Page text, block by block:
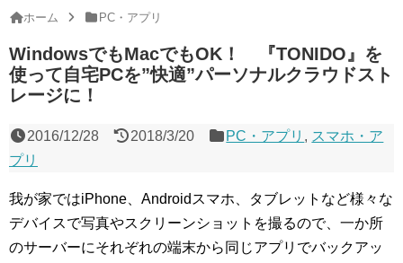
ホーム PC・アプリ
WindowsでもMacでもOK！ 『TONIDO』を
使って自宅PCを”快適”パーソナルクラウドスト
レージに！
2016/12/28 2018/3/20 PC・アプリ , スマホ・ア
プリ
我が家ではiPhone、Androidスマホ、タブレットなど様々な
デバイスで写真やスクリーンショットを撮るので、一か所
のサーバーにそれぞれの端末から同じアプリでバックアッ